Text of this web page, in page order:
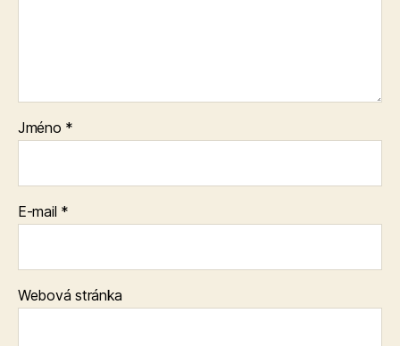
Jméno *
E-mail *
Webová stránka